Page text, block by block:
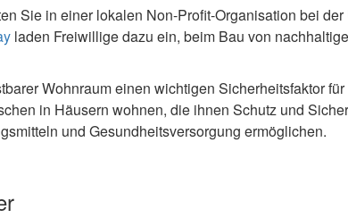
Sie in einer lokalen Non-Profit-Organisation bei
laden Freiwillige dazu ein, beim Bau von
Wohnraum einen wichtigen Sicherheitsfaktor
in Häusern wohnen, die ihnen Schutz und
und Gesundheitsversorgung ermöglichen.